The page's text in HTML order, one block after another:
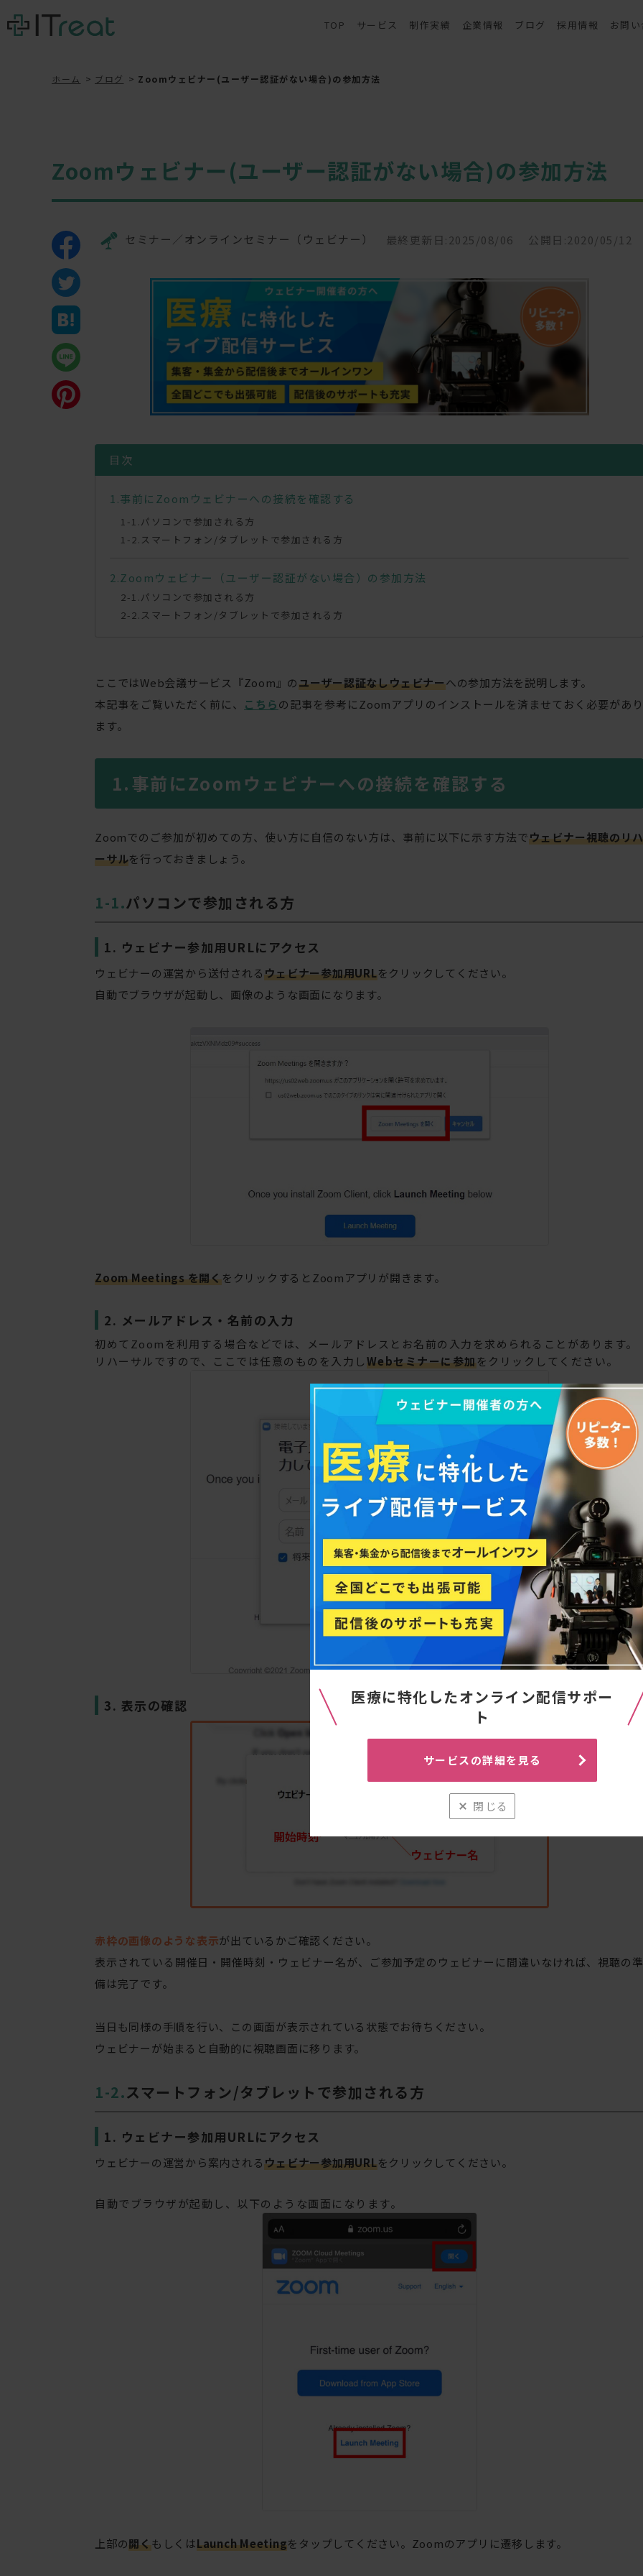
TOP サービス 制作実績 企業情報 ブログ 採用情報 お問
ホーム ブログ Zoomウェビナー(ユーザー認証がない場合)の参加方法
Zoomウェビナー(ユーザー認証がない場合)の参加方法
セミナー／オンラインセミナー（ウェビナー） 最終更新日:2025/08/06 公開日:2020/05/12
目次
事前にZoomウェビナーへの接続を確認する
パソコンで参加される方
スマートフォン/タブレットで参加される方
Zoomウェビナー（ユーザー認証がない場合）の参加方法
パソコンで参加される方
スマートフォン/タブレットで参加される方
ここではWeb会議サービス『Zoom』のユーザー認証なしウェビナーへの参加方法を説明します。
本記事をご覧いただく前に、 こちらの記事を参考にZoomアプリのインストールを済ませておく必要があり
ます。
事前にZoomウェビナーへの接続を確認する
Zoomでのご参加が初めての方、使い方に自信のない方は、事前に以下に示す方法でウェビナー視聴のリハ
ーサルを行っておきましょう。
パソコンで参加される方
1. ウェビナー参加用URLにアクセス
ウェビナーの運営から送付されるウェビナー参加用URLをクリックしてください。
自動でブラウザが起動し、画像のような画面になります。
Zoom Meetings を開くをクリックするとZoomアプリが開きます。
2. メールアドレス・名前の入力
初めてZoomを利用する場合などでは、メールアドレスとお名前の入力を求められることがあります。
リハーサルですので、ここでは任意のものを入力しWebセミナーに参加をクリックしてください。
3. 表示の確認
赤枠の画像のような表示が出ているかご確認ください。
表示されている開催日・開催時刻・ウェビナー名が、ご参加予定のウェビナーに間違いなければ、視聴の準
備は完了です。
当日も同様の手順を行い、この画面が表示されている状態でお待ちください。
ウェビナーが始まると自動的に視聴画面に移ります。
スマートフォン/タブレットで参加される方
1. ウェビナー参加用URLにアクセス
ウェビナーの運営から案内されるウェビナー参加用URLをクリックしてください。
自動でブラウザが起動し、以下のような画面になります。
上部の開くもしくはLaunch Meetingをタップしてください。Zoomのアプリに遷移します。
医療に特化したオンライン配信サポー
ト
サービスの詳細を見る
閉じる